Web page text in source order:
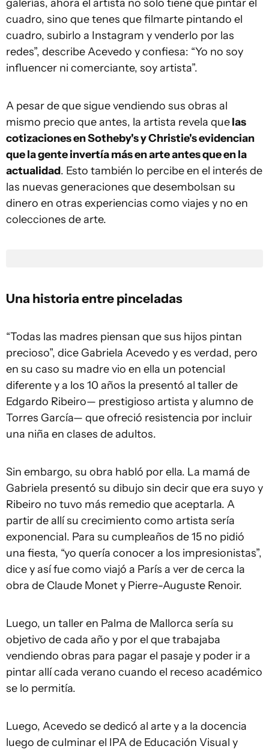
galerías, ahora el artista no solo tiene que pintar el
cuadro, sino que tenes que filmarte pintando el
cuadro, subirlo a Instagram y venderlo por las
redes”, describe Acevedo y confiesa: “Yo no soy
influencer ni comerciante, soy artista”.
A pesar de que sigue vendiendo sus obras al
mismo precio que antes, la artista revela quelas
cotizaciones en Sotheby's y Christie's evidencian
que la gente invertía más en arte antes que en la
actualidad. Esto también lo percibe en el interés de
las nuevas generaciones que desembolsan su
dinero en otras experiencias como viajes y no en
colecciones de arte.
Una historia entre pinceladas
“Todas las madres piensan que sus hijos pintan
precioso”, dice Gabriela Acevedo y es verdad, pero
en su caso su madre vio en ella un potencial
diferente y a los 10 años la presentó al taller de
Edgardo Ribeiro— prestigioso artista y alumno de
Torres García— que ofreció resistencia por incluir
una niña en clases de adultos.
Sin embargo, su obra habló por ella. La mamá de
Gabriela presentó su dibujo sin decir que era suyo y
Ribeiro no tuvo más remedio que aceptarla. A
partir de allí su crecimiento como artista sería
exponencial. Para su cumpleaños de 15 no pidió
una fiesta, “yo quería conocer a los impresionistas”,
dice y así fue como viajó a París a ver de cerca la
obra de Claude Monet y Pierre-Auguste Renoir.
Luego, un taller en Palma de Mallorca sería su
objetivo de cada año y por el que trabajaba
vendiendo obras para pagar el pasaje y poder ir a
pintar allí cada verano cuando el receso académico
se lo permitía.
Luego, Acevedo se dedicó al arte y a la docencia
luego de culminar el IPA de Educación Visual y